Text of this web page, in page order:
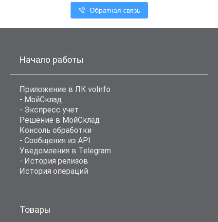
Обратная связь
Начало работы
Приложение в ЛК voInfo
- МойСклад
- Экспресс учет
Решение в МойСклад
Консоль обработки
- Сообщения из API
Уведомления в Telegram
- История релизов
История операций
Товары